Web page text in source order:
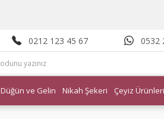
0212 123 45 67 0532
Düğün ve Gelin Nikah Şekeri Çeyiz Ürünleri